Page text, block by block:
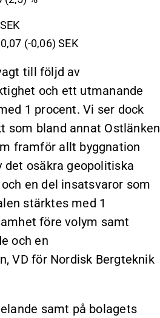
(-0,06) SEK
till följd av
och ett utmanande
1 procent. Vi ser dock
bland annat Ostlänken
framför allt byggnation
osäkra geopolitiska
en del insatsvaror som
stärktes med 1
före volym samt
och en
VD för Nordisk Bergteknik
samt på bolagets